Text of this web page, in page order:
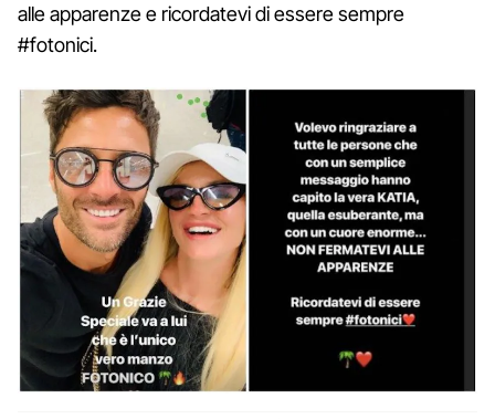
alle apparenze e ricordatevi di essere sempre
#fotonici.